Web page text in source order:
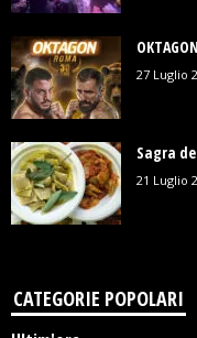
27 Luglio
Sagra
21 Luglio
CATEGORIE POPOLARI